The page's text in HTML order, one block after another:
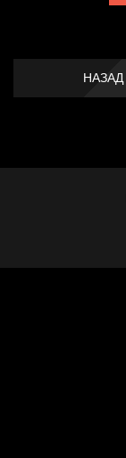
НАЗАД